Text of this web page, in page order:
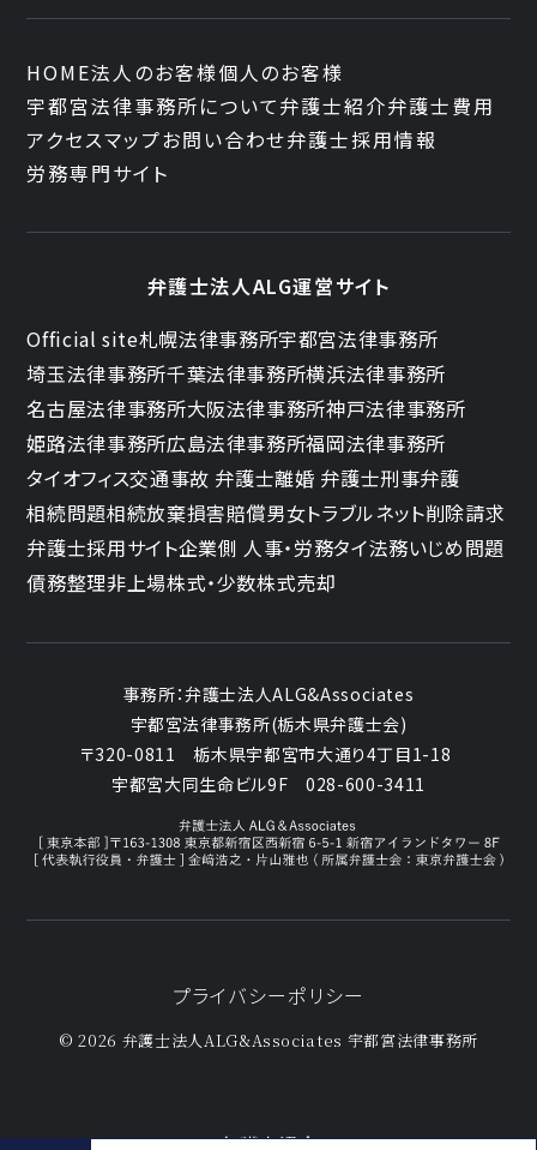
HOME法人のお客様個人のお客様
宇都宮法律事務所について弁護士紹介弁護士費用
アクセスマップお問い合わせ弁護士採用情報
労務専門サイト
弁護士法人ALG運営サイト
Official site札幌法律事務所宇都宮法律事務所
埼玉法律事務所千葉法律事務所横浜法律事務所
名古屋法律事務所大阪法律事務所神戸法律事務所
姫路法律事務所広島法律事務所福岡法律事務所
タイオフィス交通事故 弁護士離婚 弁護士刑事弁護
相続問題相続放棄損害賠償男女トラブルネット削除請求
弁護士採用サイト企業側 人事・労務タイ法務いじめ問題
債務整理非上場株式・少数株式売却
事務所：弁護士法人ALG&Associates
宇都宮法律事務所(栃木県弁護士会)
〒320-0811
栃木県宇都宮市大通り4丁目1-18
宇都宮大同生命ビル9F
028-600-3411
プライバシーポリシー
© 2026 弁護士法人ALG&Associates 宇都宮法律事務所